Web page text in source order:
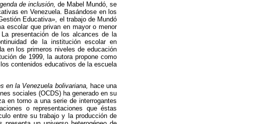
de inclusión, de Mabel Mundó, se
en Venezuela. Basándose en los
Educativa», el trabajo de Mundó
escolar que privan en mayor o menor
presentación de los alcances de la
de la institución escolar en
en los primeros niveles de educación
de 1999, la autora propone como
contenidos educativos de la escuela
en la Venezuela bolivariana, hace una
sociales (OCDS) ha generado en su
en torno a una serie de interrogantes
o representaciones que éstas
entre su trabajo y la producción de